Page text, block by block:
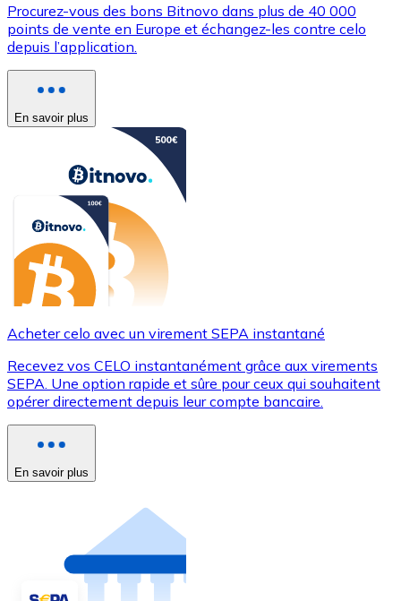
Procurez-vous des bons Bitnovo dans plus de 40 000
points de vente en Europe et échangez-les contre celo
depuis l’application.
En savoir plus
Acheter celo avec un virement SEPA instantané
Recevez vos CELO instantanément grâce aux virements
SEPA. Une option rapide et sûre pour ceux qui souhaitent
opérer directement depuis leur compte bancaire.
En savoir plus